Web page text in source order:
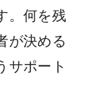
。何を残
が決める
サポート